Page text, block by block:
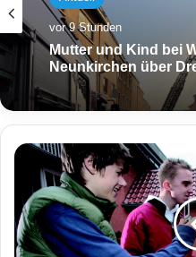
vor 9 Stunden
Mutter und Kind bei
Neunkirchen über
S
l
e